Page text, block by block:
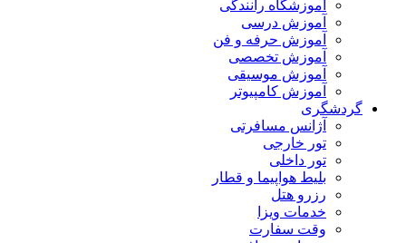
آموزشگاه رانندگی
آموزش درسی
آموزش حرفه و فن
آموزش تخصصی
آموزش موسیقی
آموزش کامپیوتر
گردشگری
آژانس مسافرتی
تور خارجی
تور داخلی
بلیط هواپیما و قطار
رزرو هتل
خدمات ویزا
وقت سفارت